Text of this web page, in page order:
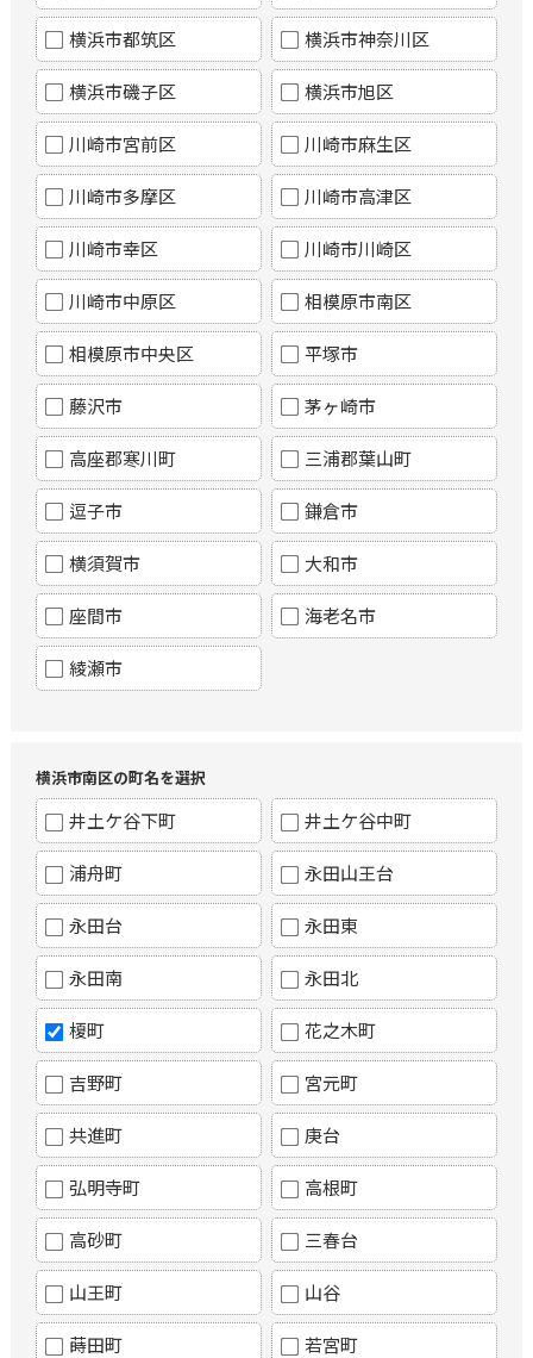
横浜市都筑区 横浜市神奈川区
横浜市磯子区 横浜市旭区
川崎市宮前区 川崎市麻生区
川崎市多摩区 川崎市高津区
川崎市幸区 川崎市川崎区
川崎市中原区 相模原市南区
相模原市中央区 平塚市
藤沢市 茅ヶ崎市
高座郡寒川町 三浦郡葉山町
逗子市 鎌倉市
横須賀市 大和市
座間市 海老名市
綾瀬市
横浜市南区の町名を選択
井土ケ谷下町 井土ケ谷中町
浦舟町 永田山王台
永田台 永田東
永田南 永田北
榎町 花之木町
吉野町 宮元町
共進町 庚台
弘明寺町 高根町
高砂町 三春台
山王町 山谷
蒔田町 若宮町